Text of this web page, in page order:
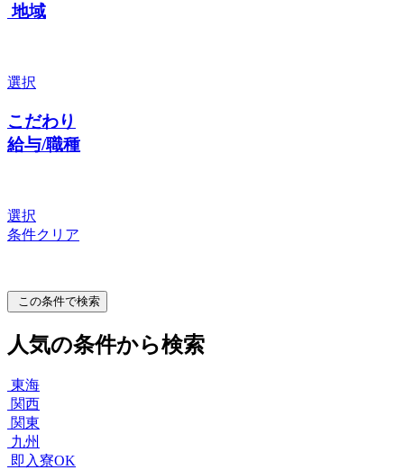
地域
選択
こだわり
給与/職種
選択
条件クリア
この条件で検索
人気の条件から検索
東海
関西
関東
九州
即入寮OK